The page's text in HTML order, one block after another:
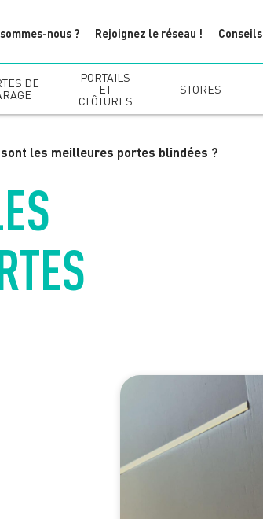
nous ? Rejoignez le réseau ! Conseils
DE
PORTAILS
ET
CLÔTURES
STORES
les meilleures portes blindées ?